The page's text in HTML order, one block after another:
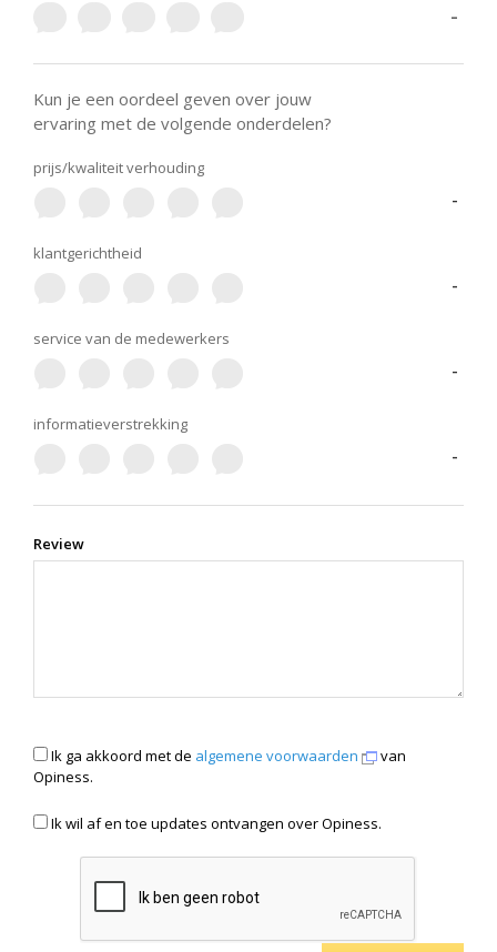
-
Kun je een oordeel geven over jouw
ervaring met de volgende onderdelen?
prijs/kwaliteit verhouding
-
klantgerichtheid
-
service van de medewerkers
-
informatieverstrekking
-
Review
Ik ga akkoord met de algemene voorwaarden
van
Opiness.
Ik wil af en toe updates ontvangen over Opiness.